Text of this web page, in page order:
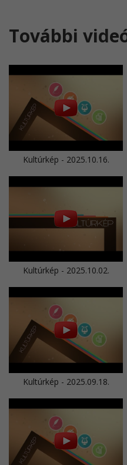
További
Kultúrkép - 2025.10.16.
Kultúrkép - 2025.10.02.
Kultúrkép - 2025.09.18.